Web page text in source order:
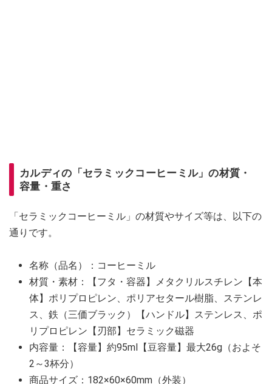
カルディの「セラミックコーヒーミル」の材質・
容量・重さ
「セラミックコーヒーミル」の材質やサイズ等は、以下の
通りです。
名称（品名）：コーヒーミル
材質・素材：【フタ・容器】メタクリルスチレン【本
体】ポリプロピレン、ポリアセタール樹脂、ステンレ
ス、鉄（三価ブラック）【ハンドル】ステンレス、ポ
リプロピレン【刃部】セラミック磁器
内容量：【容量】約95ml【豆容量】最大26g（およそ
2～3杯分）
商品サイズ：182×60×60mm（外装）